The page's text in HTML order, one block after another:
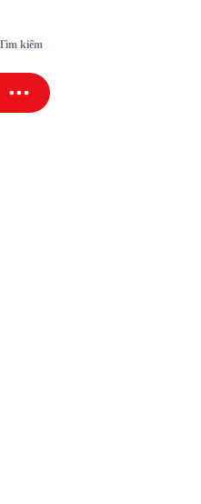
kiếm
SAO SPORT